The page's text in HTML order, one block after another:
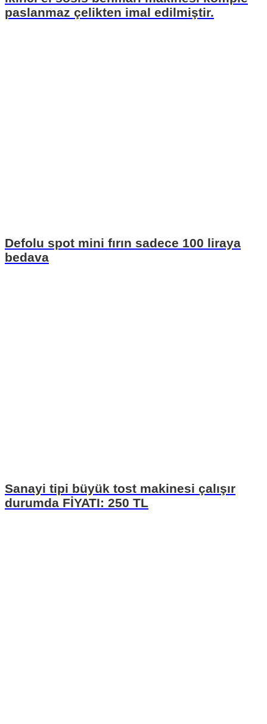
paslanmaz çelikten imal edilmiştir.
Defolu spot mini fırın sadece 100 liraya
bedava
Sanayi tipi büyük tost makinesi çalışır
durumda FİYATI: 250 TL